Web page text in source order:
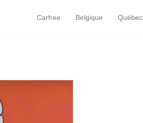
Primary Menu
Skip to content
Carfree Belgique Québec